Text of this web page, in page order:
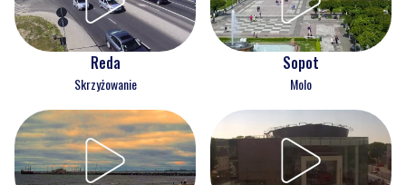
Reda
Skrzyżowanie
Sopot
Molo